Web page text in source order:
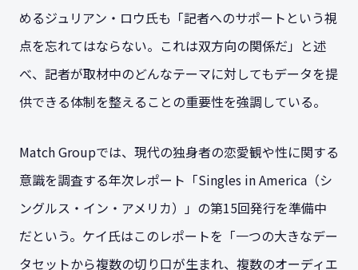
めるジュリアン・ロウ氏も「記者へのサポートという視
点を忘れてはならない。これは双方向の関係だ」と述
べ、記者が取材中のどんなテーマに対してもデータを提
供できる体制を整えることの重要性を強調している。
Match Groupでは、現代の独身者の恋愛観や性に関する
意識を調査する年次レポート「Singles in America（シ
ングルス・イン・アメリカ）」の第15回発行を準備中
だという。ケイ氏はこのレポートを「一つの大きなデー
タセットから複数の切り口が生まれ、複数のオーディエ